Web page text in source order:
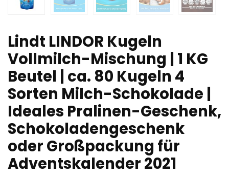
Lindt LINDOR Kugeln
Vollmilch-Mischung | 1 KG
Beutel | ca. 80 Kugeln 4
Sorten Milch-Schokolade |
Ideales Pralinen-Geschenk,
Schokoladengeschenk
oder Großpackung für
Adventskalender 2021